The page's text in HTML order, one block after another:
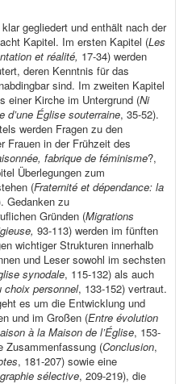
gegliedert und enthält nach der
acht Kapitel. Im ersten Kapitel (Les
et réalité, 17-34) werden
deren Kenntnis für das
sind. Im zweiten Kapitel
einer Kirche im Untergrund (Ni
Église souterraine, 35-52).
werden Fragen zu den
Frauen in der Frühzeit des
fabrique de féminisme?,
Überlegungen zum
(Fraternité et dépendance: la
Gedanken zu
Gründen (Migrations
93-113) werden im fünften
wichtiger Strukturen innerhalb
und Leser sowohl im sechsten
synodale, 115-132) als auch
choix personnel, 133-152) vertraut.
es um die Entwicklung und
und im Großen (Entre évolution
à la Maison de l’Église, 153-
Zusammenfassung (Conclusion,
, 181-207) sowie eine
sélective, 209-219), die